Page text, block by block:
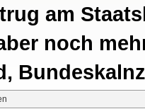
am
noch